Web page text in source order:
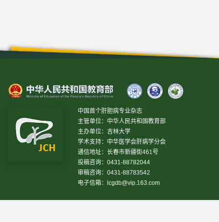
中国首个肝胆病专业杂志
主管单位：中华人民共和国教育部
主办单位：吉林大学
学术支持：中华医学会肝病学分会
通信地址：长春市新疆街461号
投稿咨询：0431-88782044
审稿咨询：0431-88783542
电子信箱：
lcgdb@vip.163.com